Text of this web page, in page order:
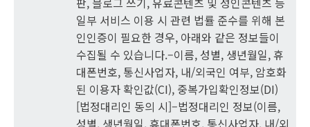
일부 서비스 이용 시 관련 법률 준수를 위해 본
인인증이 필요한 경우, 아래와 같은 정보들이
수집될 수 있습니다.–이름, 성별, 생년월일, 휴
대폰번호, 통신사업자, 내/외국인 여부, 암호화
된 이용자 확인값(CI), 중복가입확인정보(DI)
[법정대리인 동의 시]–법정대리인 정보(이름,
성별, 생년월일, 휴대폰번호, 통신사업자, 내/외